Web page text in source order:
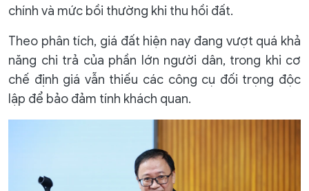
chính và mức bồi thường khi thu hồi đất.
Theo phân tích, giá đất hiện nay đang vượt quá khả
năng chi trả của phần lớn người dân, trong khi cơ
chế định giá vẫn thiếu các công cụ đối trọng độc
lập để bảo đảm tính khách quan.